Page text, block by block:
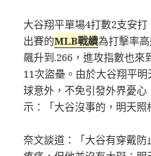
大谷翔平單場4打數2支安
出賽的MLB戰績為打擊率
飆升到.266，進攻指數也來
11次盜壘。由於大谷翔平
球意外，不免引發外界憂
示：「大谷沒事的，明天照
奈文談道：「大谷有穿戴